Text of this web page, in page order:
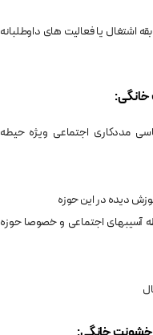
اشتغال یا فعالیت های داوطلبانه
مددکاری اجتماعی ویژه حیطه
دیده در این حوزه
آسیبهای اجتماعی و خصوصا حوزه